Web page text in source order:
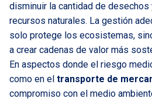
disminuir la cantidad de desechos
recursos naturales. La gestión
solo protege los ecosistemas,
a crear cadenas de valor más
En aspectos donde el riesgo
como en el transporte de
compromiso con el medio